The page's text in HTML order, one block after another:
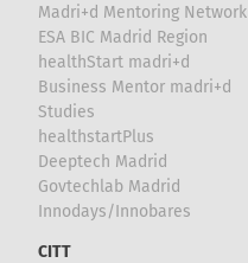
Madri+d Mentoring Network
ESA BIC Madrid Region
healthStart madri+d
Business Mentor madri+d
Studies
healthstartPlus
Deeptech Madrid
Govtechlab Madrid
Innodays/Innobares
CITT